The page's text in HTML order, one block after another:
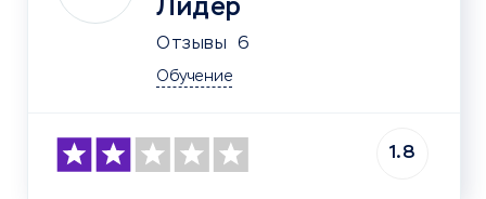
Лидер
Отзывы 6
Обучение
1.8